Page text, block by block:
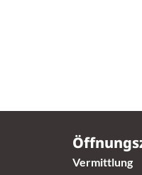
Vermittlung